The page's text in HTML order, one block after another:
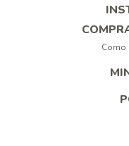
Como